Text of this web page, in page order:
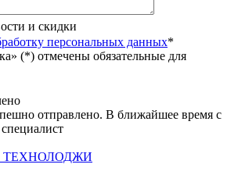
и скидки
персональных данных*
(*) отмечены обязательные для
отправлено. В ближайшее время с